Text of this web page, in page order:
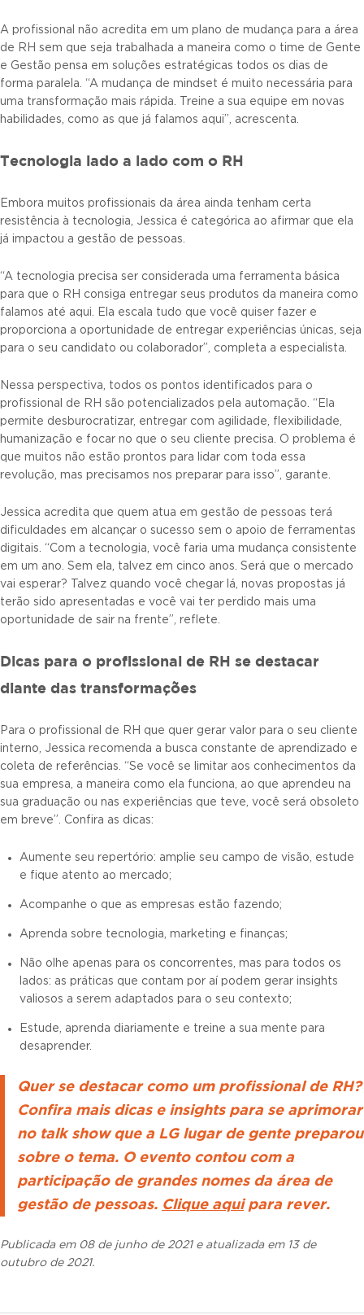
A profissional não acredita em um plano de mudança para a área
de RH sem que seja trabalhada a maneira como o time de Gente
e Gestão pensa em soluções estratégicas todos os dias de
forma paralela. “A mudança de mindset é muito necessária para
uma transformação mais rápida. Treine a sua equipe em novas
habilidades, como as que já falamos aqui”, acrescenta.
Tecnologia lado a lado com o RH
Embora muitos profissionais da área ainda tenham certa
resistência à tecnologia, Jessica é categórica ao afirmar que ela
já impactou a gestão de pessoas.
“A tecnologia precisa ser considerada uma ferramenta básica
para que o RH consiga entregar seus produtos da maneira como
falamos até aqui. Ela escala tudo que você quiser fazer e
proporciona a oportunidade de entregar experiências únicas, seja
para o seu candidato ou colaborador”, completa a especialista.
Nessa perspectiva, todos os pontos identificados para o
profissional de RH são potencializados pela automação. “Ela
permite desburocratizar, entregar com agilidade, flexibilidade,
humanização e focar no que o seu cliente precisa. O problema é
que muitos não estão prontos para lidar com toda essa
revolução, mas precisamos nos preparar para isso”, garante.
Jessica acredita que quem atua em gestão de pessoas terá
dificuldades em alcançar o sucesso sem o apoio de ferramentas
digitais. “Com a tecnologia, você faria uma mudança consistente
em um ano. Sem ela, talvez em cinco anos. Será que o mercado
vai esperar? Talvez quando você chegar lá, novas propostas já
terão sido apresentadas e você vai ter perdido mais uma
oportunidade de sair na frente”, reflete.
Dicas para o profissional de RH se destacar
diante das transformações
Para o profissional de RH que quer gerar valor para o seu cliente
interno, Jessica recomenda a busca constante de aprendizado e
coleta de referências. “Se você se limitar aos conhecimentos da
sua empresa, a maneira como ela funciona, ao que aprendeu na
sua graduação ou nas experiências que teve, você será obsoleto
em breve”. Confira as dicas:
Aumente seu repertório: amplie seu campo de visão, estude
e fique atento ao mercado;
Acompanhe o que as empresas estão fazendo;
Aprenda sobre tecnologia, marketing e finanças;
Não olhe apenas para os concorrentes, mas para todos os
lados: as práticas que contam por aí podem gerar insights
valiosos a serem adaptados para o seu contexto;
Estude, aprenda diariamente e treine a sua mente para
desaprender.
Quer se destacar como um profissional de RH?
Confira mais dicas e insights para se aprimorar
no talk show que a LG lugar de gente preparou
sobre o tema. O evento contou com a
participação de grandes nomes da área de
gestão de pessoas. Clique aquipara rever.
Publicada em 08 de junho de 2021 e atualizada em 13 de
outubro de 2021.